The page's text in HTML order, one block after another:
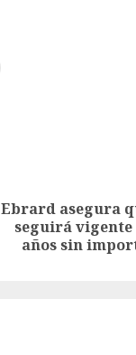
Ebrard asegura
seguirá vigente
años sin